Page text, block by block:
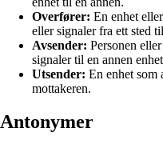
Overfører: En enhet
eller signaler fra ett sted
Avsender: Personen
signaler til en annen
Utsender: En enhet som
mottakeren.
Antonymer